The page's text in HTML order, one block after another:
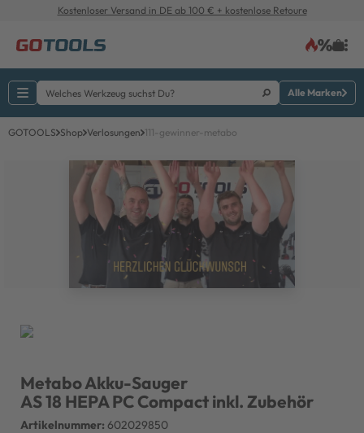
Kostenloser Versand in DE ab 100 € + kostenlose Retoure
Alle Marken
GOTOOLS Shop Verlosungen 111-gewinner-metabo
Metabo Akku-Sauger
AS 18 HEPA PC Compact inkl. Zubehör
Artikelnummer: 602029850